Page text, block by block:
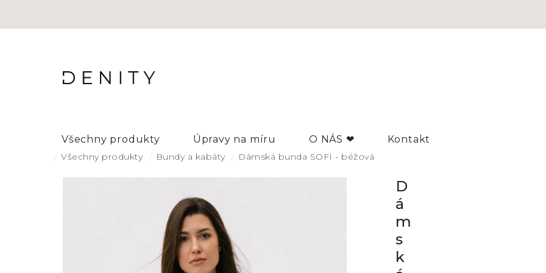
Všechny produkty Úpravy na míru O NÁS ❤ Kontakt
Domů
Všechny produkty Bundy a kabáty Dámská bunda SOFI - béžová
D
á
m
s
k